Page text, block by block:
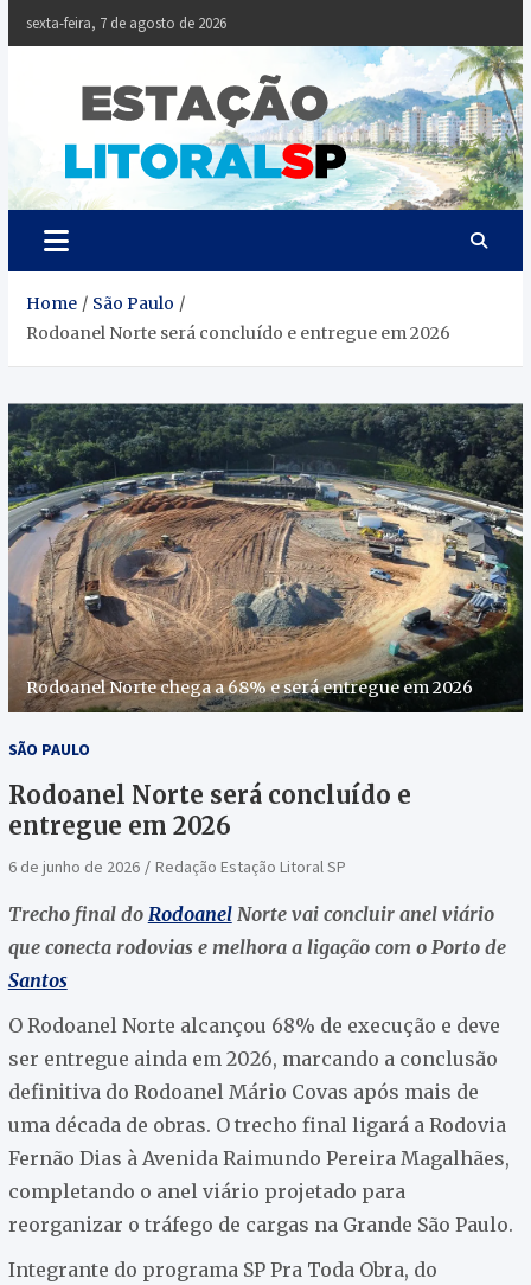
sexta-feira, 7 de agosto de 2026
Litoral
Notícias da
Baixada Santista
Home
São Paulo
Rodoanel Norte será concluído e entregue em 2026
Rodoanel Norte chega a 68% e será entregue em 2026
SÃO PAULO
Rodoanel Norte será concluído e
entregue em 2026
6 de junho de 2026 Redação Estação Litoral SP
Trecho final do RodoanelNorte vai concluir anel viário
que conecta rodovias e melhora a ligação com o Porto de
Santos
O Rodoanel Norte alcançou 68% de execução e deve
ser entregue ainda em 2026, marcando a conclusão
definitiva do Rodoanel Mário Covas após mais de
uma década de obras. O trecho final ligará a Rodovia
Fernão Dias à Avenida Raimundo Pereira Magalhães,
completando o anel viário projetado para
reorganizar o tráfego de cargas na Grande São Paulo.
Integrante do programa SP Pra Toda Obra, do